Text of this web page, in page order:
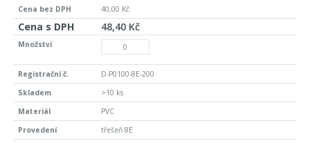
40,00 Kč
48,40 Kč
D-P0100-8E-200
>10 ks
PVC
třešeň 8E